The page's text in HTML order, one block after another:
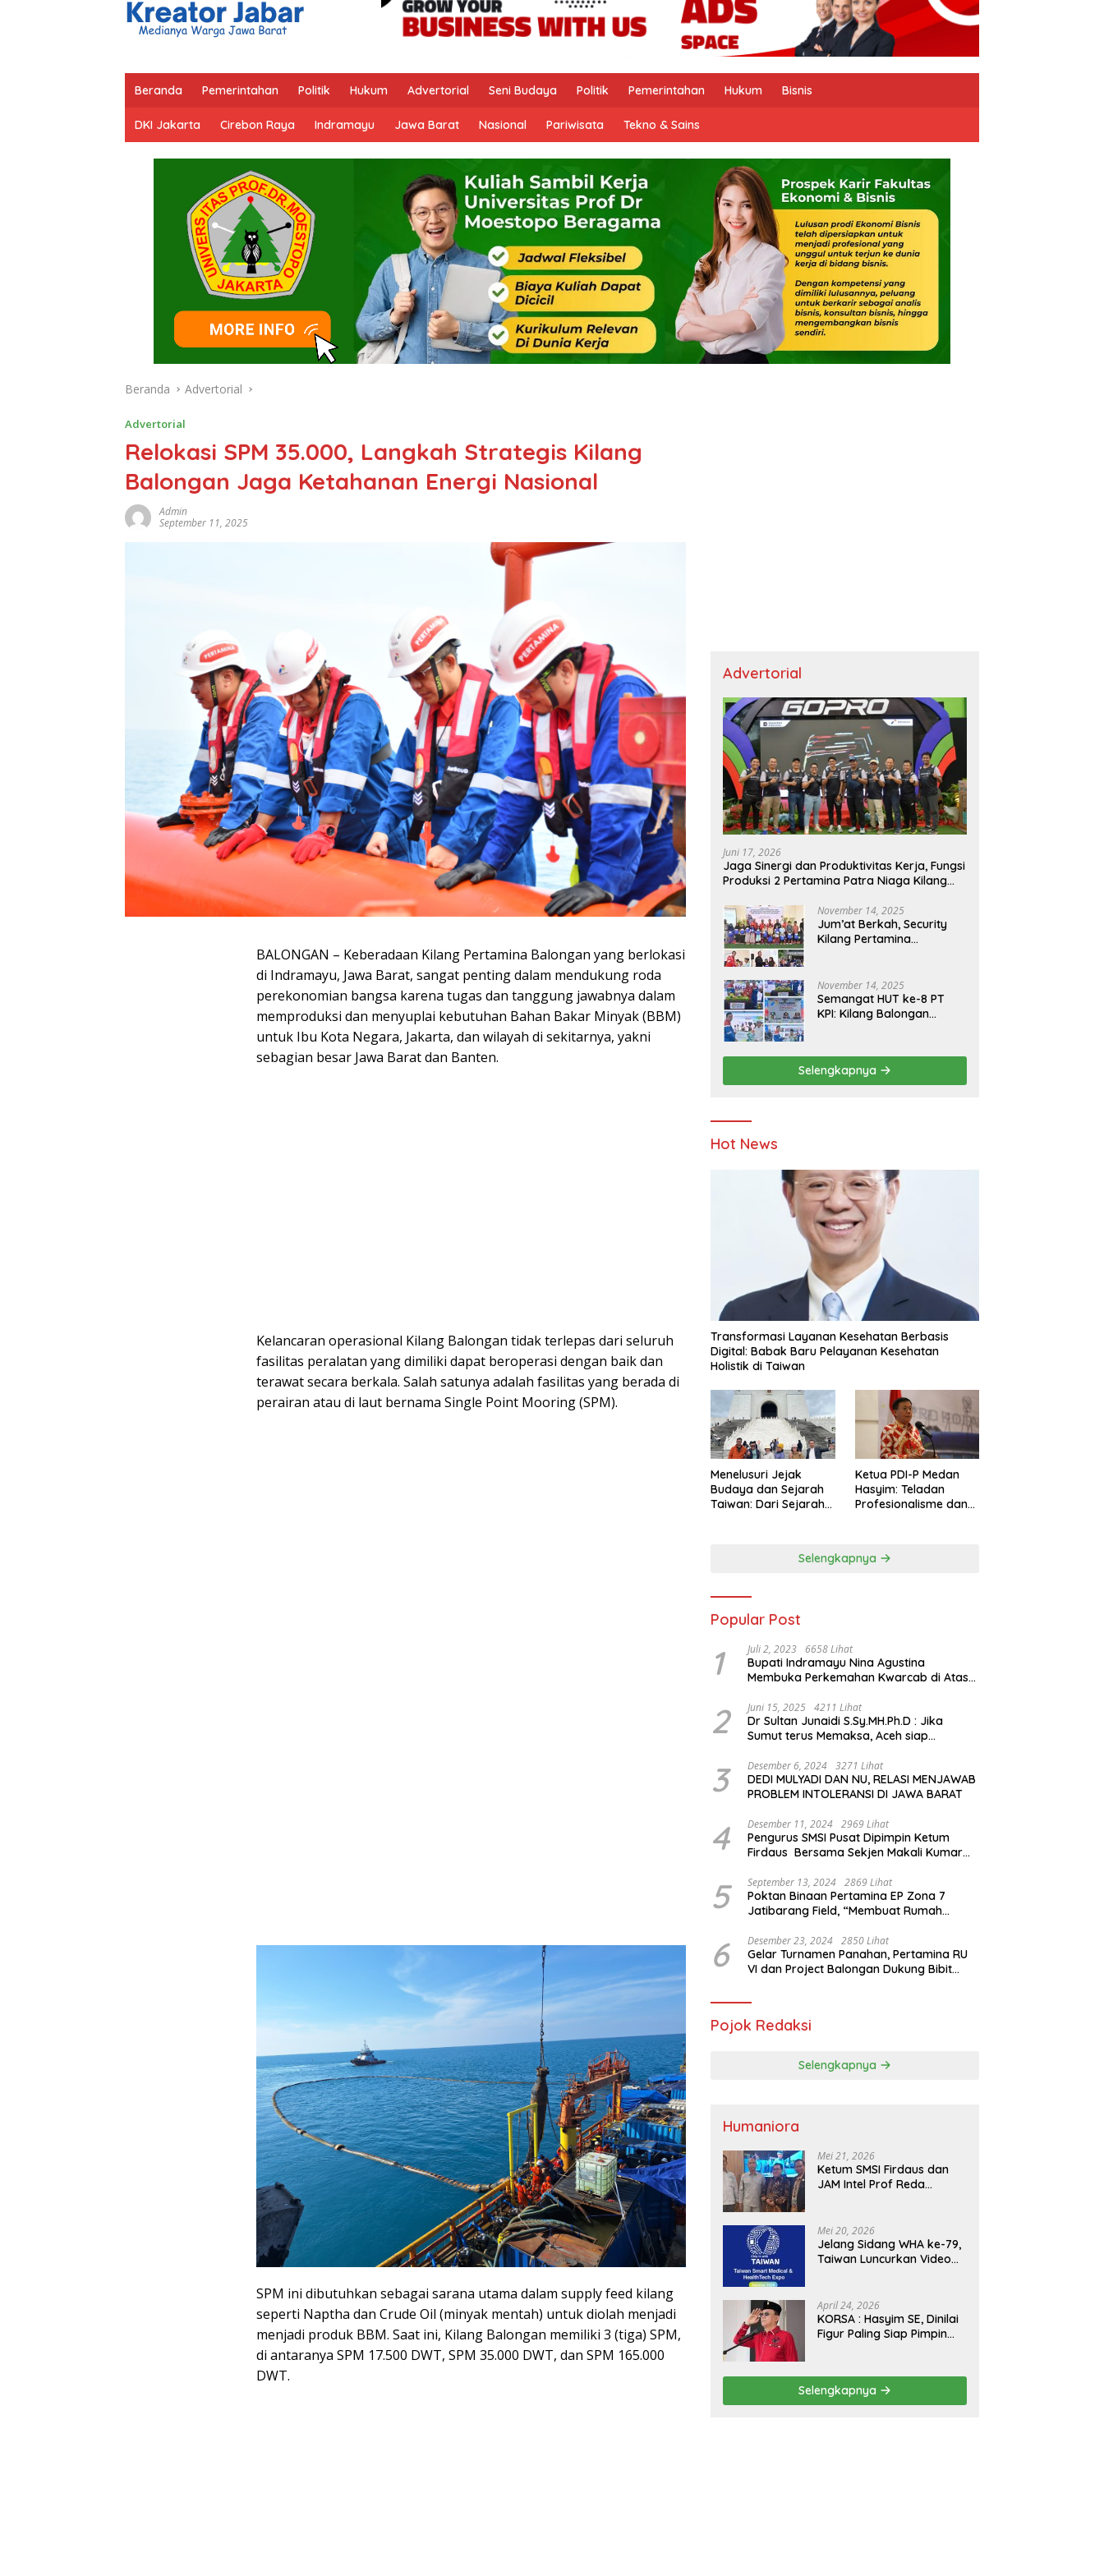
Beranda Pemerintahan Politik Hukum Advertorial Seni Budaya Politik Pemerintahan Hukum Bisnis
DKI Jakarta Cirebon Raya Indramayu Jawa Barat Nasional Pariwisata Tekno & Sains
Beranda Advertorial
Advertorial
Relokasi SPM 35.000, Langkah Strategis Kilang
Balongan Jaga Ketahanan Energi Nasional
Admin
September 11, 2025
BALONGAN – Keberadaan Kilang Pertamina Balongan yang berlokasi
di Indramayu, Jawa Barat, sangat penting dalam mendukung roda
perekonomian bangsa karena tugas dan tanggung jawabnya dalam
memproduksi dan menyuplai kebutuhan Bahan Bakar Minyak (BBM)
untuk Ibu Kota Negara, Jakarta, dan wilayah di sekitarnya, yakni
sebagian besar Jawa Barat dan Banten.
Kelancaran operasional Kilang Balongan tidak terlepas dari seluruh
fasilitas peralatan yang dimiliki dapat beroperasi dengan baik dan
terawat secara berkala. Salah satunya adalah fasilitas yang berada di
perairan atau di laut bernama Single Point Mooring (SPM).
SPM ini dibutuhkan sebagai sarana utama dalam supply feed kilang
seperti Naptha dan Crude Oil (minyak mentah) untuk diolah menjadi
menjadi produk BBM. Saat ini, Kilang Balongan memiliki 3 (tiga) SPM,
di antaranya SPM 17.500 DWT, SPM 35.000 DWT, dan SPM 165.000
DWT.
Advertorial
Juni 17, 2026
Jaga Sinergi dan Produktivitas Kerja, Fungsi
Produksi 2 Pertamina Patra Niaga Kilang
November 14, 2025
Jum’at Berkah, Security
Kilang Pertamina
November 14, 2025
Semangat HUT ke-8 PT
KPI: Kilang Balongan
Berbagi Bersama
Penyandang Disabilitas
dan Yayasan Pendidikan
Selengkapnya
Hot News
Transformasi Layanan Kesehatan Berbasis
Digital: Babak Baru Pelayanan Kesehatan
Holistik di Taiwan
Menelusuri Jejak
Budaya dan Sejarah
Taiwan: Dari Sejarah
Sejarah Chiang Kai-
Ketua PDI-P Medan
Hasyim: Teladan
Profesionalisme dan
Selengkapnya
Popular Post
1 Juli 2, 2023 6658 Lihat
Bupati Indramayu Nina Agustina
Membuka Perkemahan Kwarcab di Atas
2 Juni 15, 2025 4211 Lihat
Dr Sultan Junaidi S.Sy.MH.Ph.D : Jika
Sumut terus Memaksa, Aceh siap
Internasional
3 Desember 6, 2024 3271 Lihat
DEDI MULYADI DAN NU, RELASI MENJAWAB
PROBLEM INTOLERANSI DI JAWA BARAT
4 Desember 11, 2024 2969 Lihat
Pengurus SMSI Pusat Dipimpin Ketum
Firdaus Bersama Sekjen Makali Kumar
Yusuf
5 September 13, 2024 2869 Lihat
Poktan Binaan Pertamina EP Zona 7
Jatibarang Field, “Membuat Rumah
Tikus
6 Desember 23, 2024 2850 Lihat
Gelar Turnamen Panahan, Pertamina RU
VI dan Project Balongan Dukung Bibit
Pojok Redaksi
Selengkapnya
Humaniora
Mei 21, 2026
Ketum SMSI Firdaus dan
JAM Intel Prof Reda
SMSI Sukseskan Jaga
Desa dan Jaga Dapur
MBG, Perkuat Pengawasan
Mei 20, 2026
Jelang Sidang WHA ke-79,
Taiwan Luncurkan Video
Inovasi Kesehatan Global
April 24, 2026
KORSA : Hasyim SE, Dinilai
Figur Paling Siap Pimpin
Selengkapnya